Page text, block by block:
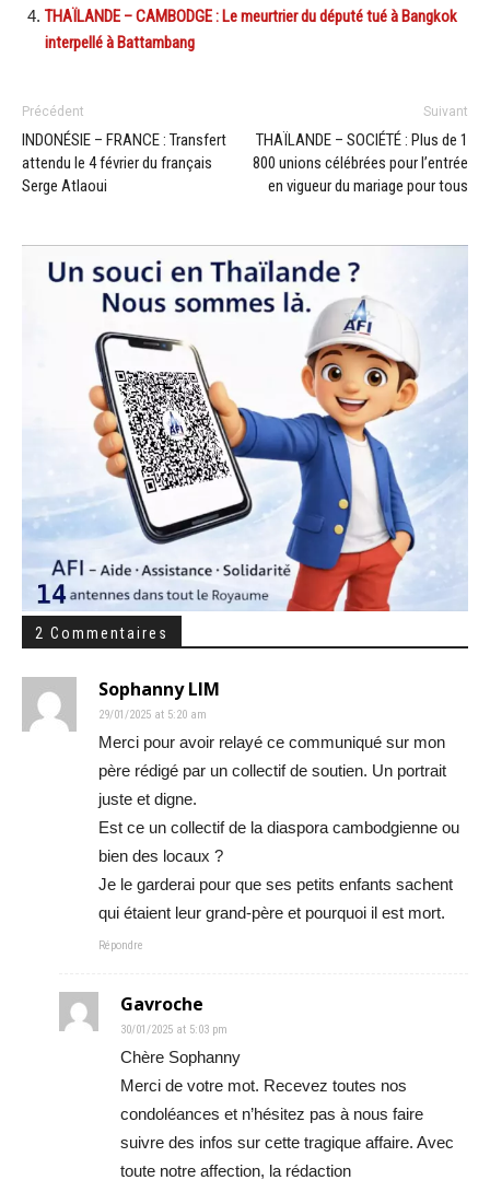
THAÏLANDE – CAMBODGE : Le meurtrier du député tué à Bangkok
interpellé à Battambang
Précédent
INDONÉSIE – FRANCE : Transfert
attendu le 4 février du français
Serge Atlaoui
Suivant
THAÏLANDE – SOCIÉTÉ : Plus de 1
800 unions célébrées pour l’entrée
en vigueur du mariage pour tous
2 Commentaires
Sophanny LIM
29/01/2025 at 5:20 am
Merci pour avoir relayé ce communiqué sur mon
père rédigé par un collectif de soutien. Un portrait
juste et digne.
Est ce un collectif de la diaspora cambodgienne ou
bien des locaux ?
Je le garderai pour que ses petits enfants sachent
qui étaient leur grand-père et pourquoi il est mort.
Répondre
Gavroche
30/01/2025 at 5:03 pm
Chère Sophanny
Merci de votre mot. Recevez toutes nos
condoléances et n’hésitez pas à nous faire
suivre des infos sur cette tragique affaire. Avec
toute notre affection, la rédaction